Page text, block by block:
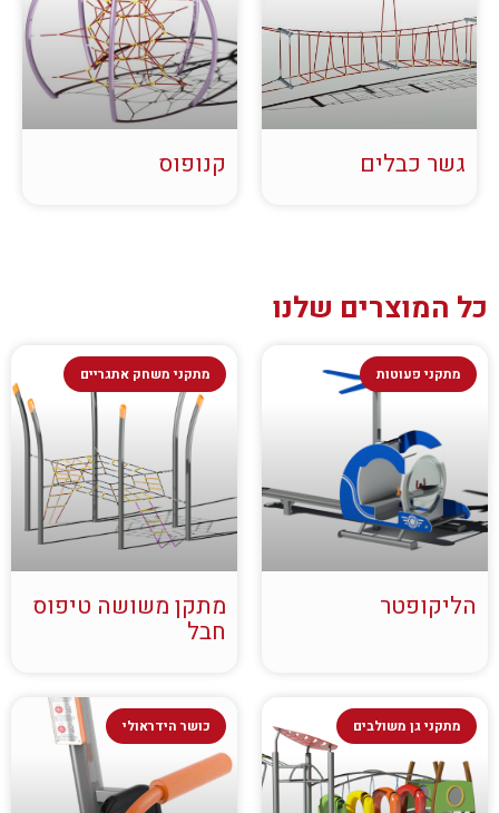
גשר כבלים קנופוס
כל המוצרים שלנו
מתקני פעוטות
הליקופטר
מתקני משחק אתגריים
מתקן משושה טיפוס
חבל
מתקני גן משולבים כושר הידראולי